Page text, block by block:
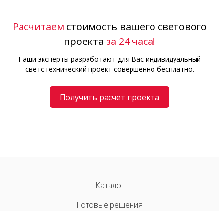
Расчитаем стоимость вашего светового
проекта за 24 часа!
Наши эксперты разработают для Вас индивидуальный
светотехнический проект совершенно бесплатно.
Получить расчет проекта
Каталог
Готовые решения